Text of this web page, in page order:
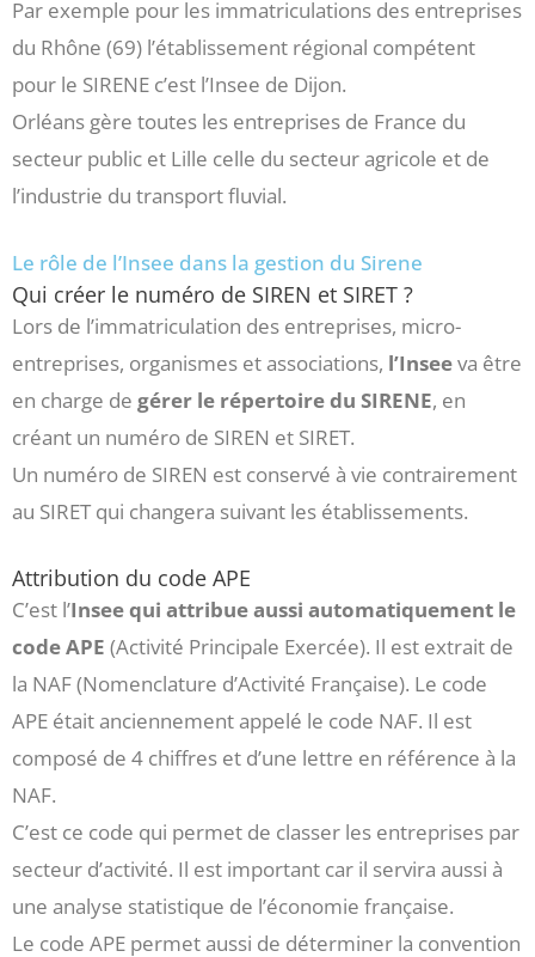
Par exemple pour les immatriculations des entreprises
du Rhône (69) l’établissement régional compétent
pour le SIRENE c’est l’Insee de Dijon.
Orléans gère toutes les entreprises de France du
secteur public et Lille celle du secteur agricole et de
l’industrie du transport fluvial.
Le rôle de l’Insee dans la gestion du Sirene
Qui créer le numéro de SIREN et SIRET ?
Lors de l’immatriculation des entreprises, micro-
entreprises, organismes et associations, l’Inseeva être
en charge de gérer le répertoire du SIRENE, en
créant un numéro de SIREN et SIRET.
Un numéro de SIREN est conservé à vie contrairement
au SIRET qui changera suivant les établissements.
Attribution du code APE
C’est l’Insee qui attribue aussi automatiquement le
code APE (Activité Principale Exercée). Il est extrait de
la NAF (Nomenclature d’Activité Française). Le code
APE était anciennement appelé le code NAF. Il est
composé de 4 chiffres et d’une lettre en référence à la
NAF.
C’est ce code qui permet de classer les entreprises par
secteur d’activité. Il est important car il servira aussi à
une analyse statistique de l’économie française.
Le code APE permet aussi de déterminer la convention